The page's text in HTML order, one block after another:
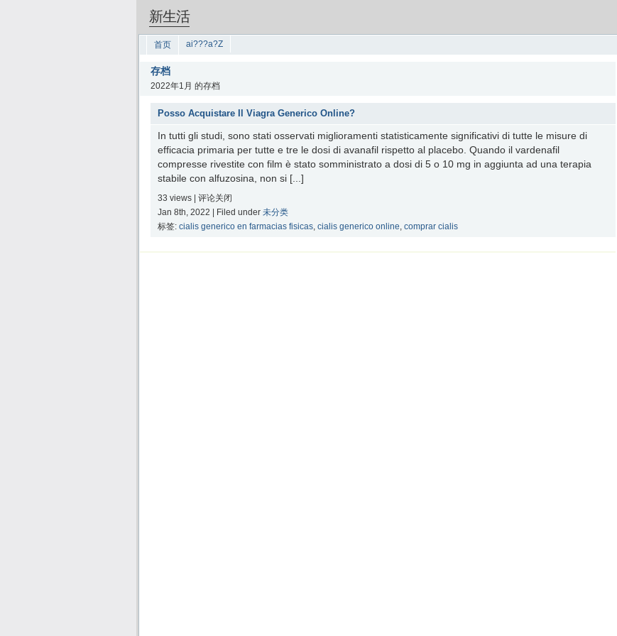
新生活
首页 ai???a?Z
存档
2022年1月 的存档
Posso Acquistare Il Viagra Generico Online?
In tutti gli studi, sono stati osservati miglioramenti statisticamente significativi di tutte le misure di
efficacia primaria per tutte e tre le dosi di avanafil rispetto al placebo. Quando il vardenafil
compresse rivestite con film è stato somministrato a dosi di 5 o 10 mg in aggiunta ad una terapia
stabile con alfuzosina, non si [...]
33 views | 评论关闭
Jan 8th, 2022 | Filed under 未分类
标签: cialis generico en farmacias fisicas, cialis generico online, comprar cialis